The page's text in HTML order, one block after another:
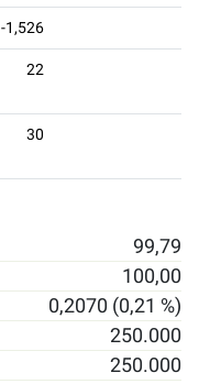
-1,526
22
30
99,79
100,00
0,2070 (0,21 %)
250.000
250.000